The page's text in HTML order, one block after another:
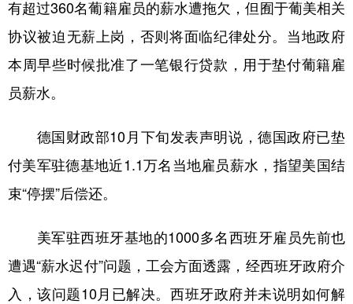
有超过360名葡籍雇员的薪水遭拖欠，但囿于葡美相关
协议被迫无薪上岗，否则将面临纪律处分。当地政府
本周早些时候批准了一笔银行贷款，用于垫付葡籍雇
员薪水。
德国财政部10月下旬发表声明说，德国政府已垫
付美军驻德基地近1.1万名当地雇员薪水，指望美国结
束“停摆”后偿还。
美军驻西班牙基地的1000多名西班牙雇员先前也
遭遇“薪水迟付”问题，工会方面透露，经西班牙政府介
入，该问题10月已解决。西班牙政府并未说明如何解